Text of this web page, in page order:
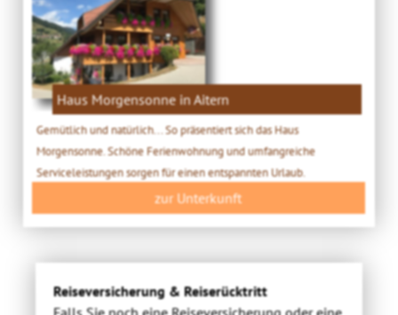
Haus Morgensonne in Aitern
Gemütlich und natürlich... So präsentiert sich das Haus
Morgensonne. Schöne Ferienwohnung und umfangreiche
Serviceleistungen sorgen für einen entspannten Urlaub.
zur Unterkunft
Reiseversicherung & Reiserücktritt